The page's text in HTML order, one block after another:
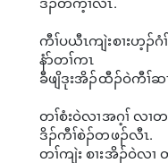
ကီၢ်ပယီၤကျဲးစၢးဟ့
နံာ်တၢ်ကၤ
ခီဖျိဒုးအိၣ်ထီၣ်ဝဲကီၢ်ဆ
တၢ်စံးဝဲလၢအဂ့ၢ် လၢ
ဒိၣ်ကီၢ်စဲၣ်တဖၣ်လီၤ.
တၢ်ကျဲး စၢးအိၣ်ဝဲလ